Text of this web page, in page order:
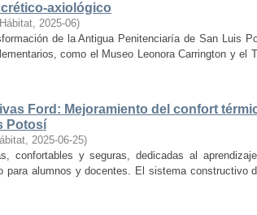
axiológico
, 2025-06)
de la Antigua Penitenciaría de San Luis
como el Museo Leonora Carrington y el
Ford: Mejoramiento del confort
Potosí
, 2025-06-25)
confortables y seguras, dedicadas al
para alumnos y docentes. El sistema constructivo